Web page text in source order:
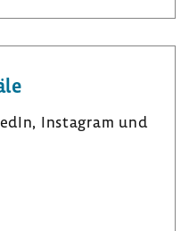
Insta­gram und